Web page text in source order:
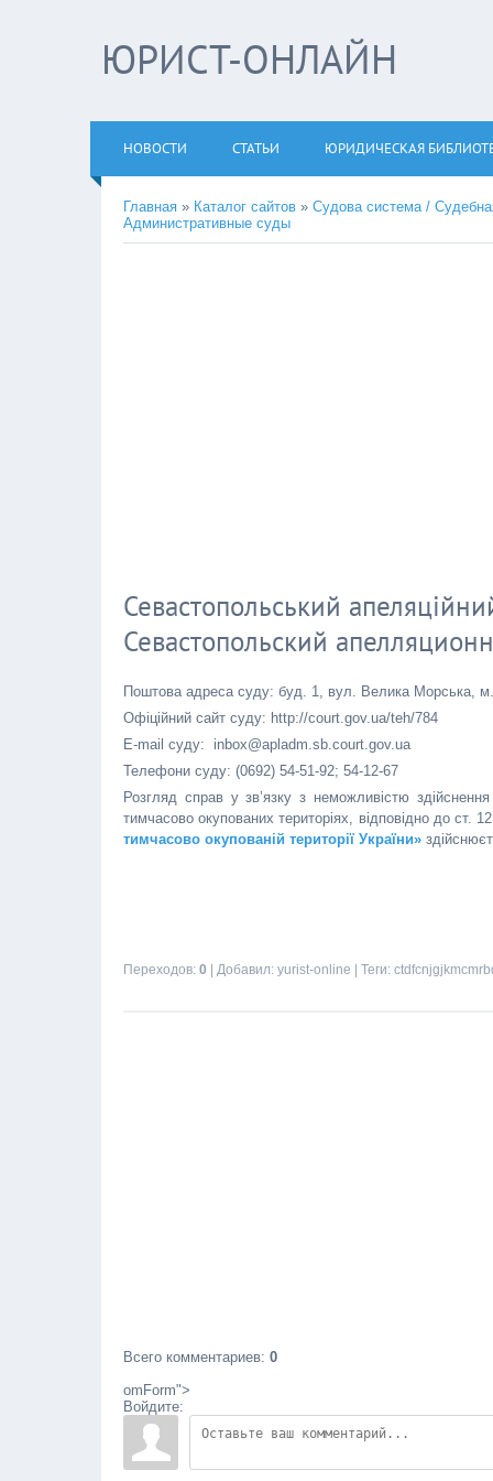
ЮРИСТ-ОНЛАЙН
НОВОСТИ СТАТЬИ ЮРИДИЧЕСКАЯ
Главная » Каталог сайтов » Судова система /
Административные суды
Севастопольський
Севастопольский
Поштова адреса суду: буд. 1, вул. Велика Морська,
Офіційний сайт суду: http://court.gov.ua/teh/784
E-mail суду: inbox@apladm.sb.court.gov.ua
Телефони суду: (0692) 54-51-92; 54-12-67
Розгляд справ у зв’язку з неможливістю
тимчасово окупованих територіях, відповідно до ст. 12
тимчасово окупованій території України»
Переходов: 0 Добавил: yurist-online Теги:
Всего комментариев: 0
omForm">
Войдите: